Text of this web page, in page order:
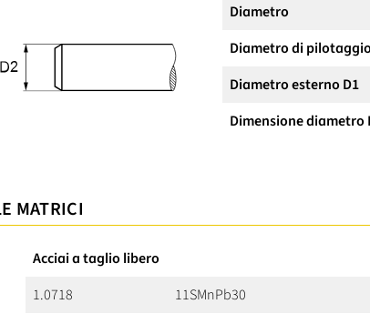
Diametro
Diametro di
Diametro esterno D1
Dimensione diametro
MATRICI
Acciai a taglio libero
1.0718
11SMnPb30